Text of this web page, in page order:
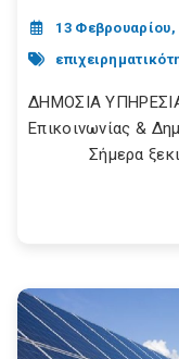
13 Φεβρουαρίου,
ΔΗΜΟΣΙΑ
Επικοινωνίας &
Σήμερα